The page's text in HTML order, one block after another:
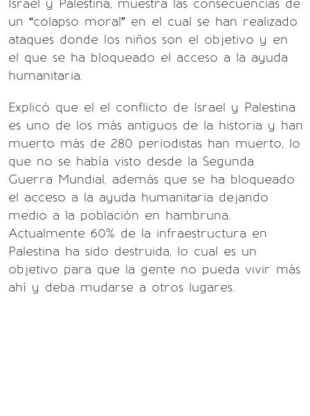
Israel y Palestina, muestra las consecuencias de
un “colapso moral” en el cual se han realizado
ataques donde los niños son el objetivo y en
el que se ha bloqueado el acceso a la ayuda
humanitaria.
Explicó que el el conflicto de Israel y Palestina
es uno de los más antiguos de la historia y han
muerto más de 280 periodistas han muerto, lo
que no se había visto desde la Segunda
Guerra Mundial, además que se ha bloqueado
el acceso a la ayuda humanitaria dejando
medio a la población en hambruna.
Actualmente 60% de la infraestructura en
Palestina ha sido destruida, lo cual es un
objetivo para que la gente no pueda vivir más
ahí y deba mudarse a otros lugares.